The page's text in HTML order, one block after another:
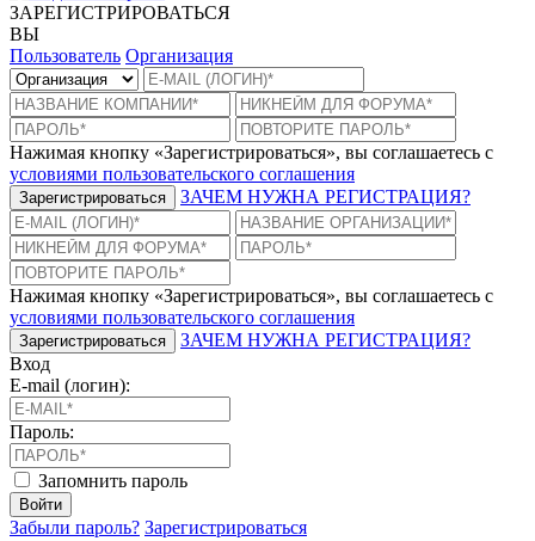
ЗАРЕГИСТРИРОВАТЬСЯ
ВЫ
Пользователь Организация
Нажимая кнопку «Зарегистрироваться», вы соглашаетесь с
условиями пользовательского соглашения
Зарегистрироваться ЗАЧЕМ НУЖНА РЕГИСТРАЦИЯ?
Нажимая кнопку «Зарегистрироваться», вы соглашаетесь с
условиями пользовательского соглашения
Зарегистрироваться
ЗАЧЕМ НУЖНА РЕГИСТРАЦИЯ?
Вход
E-mail (логин):
Пароль:
Запомнить пароль
Войти
Забыли пароль? Зарегистрироваться